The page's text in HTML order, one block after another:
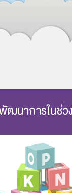
ฒนาการในช่